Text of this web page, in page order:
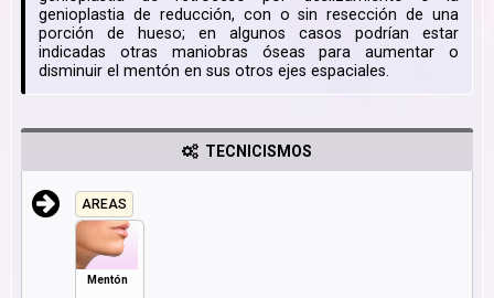
genioplastia de reducción, con o sin resección de una
porción de hueso; en algunos casos podrían estar
indicadas otras maniobras óseas para aumentar o
disminuir el mentón en sus otros ejes espaciales.
TECNICISMOS
AREAS
Mentón